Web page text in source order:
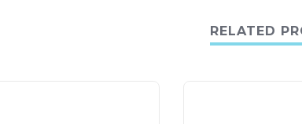
RELATED